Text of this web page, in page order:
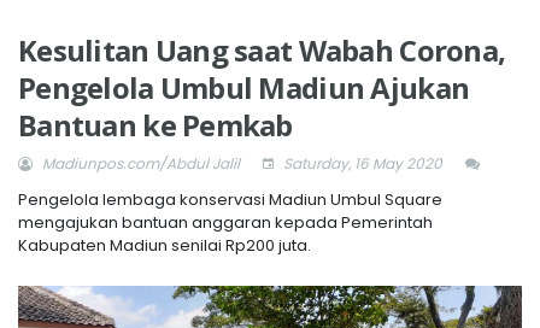
Kesulitan Uang saat Wabah Corona,
Pengelola Umbul Madiun Ajukan
Bantuan ke Pemkab
Madiunpos.com/Abdul Jalil Saturday, 16 May 2020
Pengelola lembaga konservasi Madiun Umbul Square
mengajukan bantuan anggaran kepada Pemerintah
Kabupaten Madiun senilai Rp200 juta.